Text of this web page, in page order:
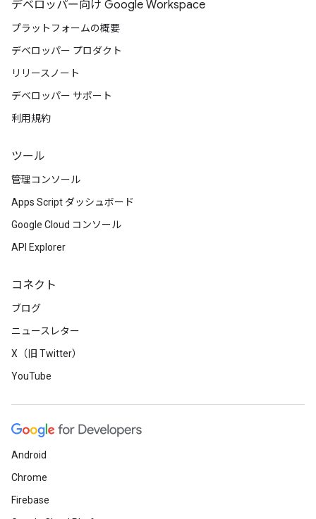
デベロッパー向け Google Workspace
プラットフォームの概要
デベロッパー プロダクト
リリースノート
デベロッパー サポート
利用規約
ツール
管理コンソール
Apps Script ダッシュボード
Google Cloud コンソール
API Explorer
コネクト
ブログ
ニュースレター
X（旧 Twitter）
YouTube
Android
Chrome
Firebase